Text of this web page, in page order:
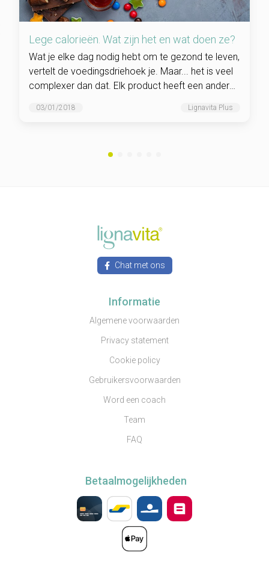
Lege calorieën. Wat zijn het en wat doen ze?
Wat je elke dag nodig hebt om te gezond te leven,
vertelt de voedingsdriehoek je. Maar... het is veel
complexer dan dat. Elk product heeft een andere
03/01/2018 Lignavita Plus
Chat met ons
Informatie
Algemene voorwaarden
Privacy statement
Cookie policy
Gebruikersvoorwaarden
Word een coach
Team
FAQ
Betaalmogelijkheden